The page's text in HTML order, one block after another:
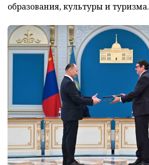
образования, культуры и туризма.